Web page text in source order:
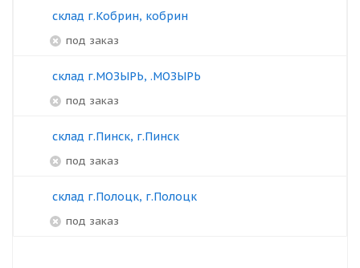
склад г.Кобрин, кобрин
под заказ
склад г.МОЗЫРЬ, .МОЗЫРЬ
под заказ
склад г.Пинск, г.Пинск
под заказ
склад г.Полоцк, г.Полоцк
под заказ